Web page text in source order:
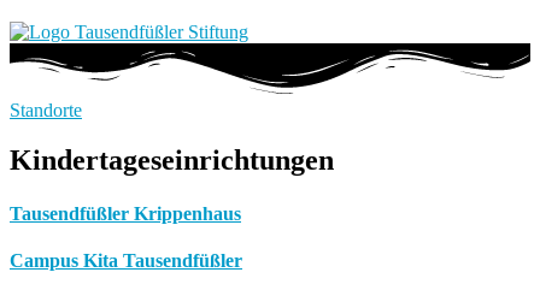
Standorte
Kindertageseinrichtungen
Tausendfüßler Krippenhaus
Campus Kita Tausendfüßler